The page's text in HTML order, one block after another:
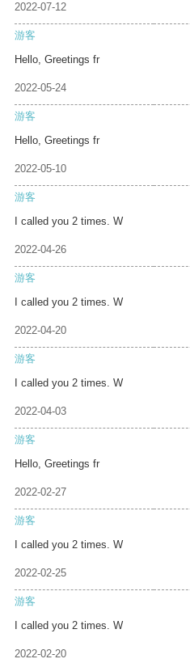
2022-07-12
游客
Hello, Greetings fr
2022-05-24
游客
Hello, Greetings fr
2022-05-10
游客
I called you 2 times. W
2022-04-26
游客
I called you 2 times. W
2022-04-20
游客
I called you 2 times. W
2022-04-03
游客
Hello, Greetings fr
2022-02-27
游客
I called you 2 times. W
2022-02-25
游客
I called you 2 times. W
2022-02-20